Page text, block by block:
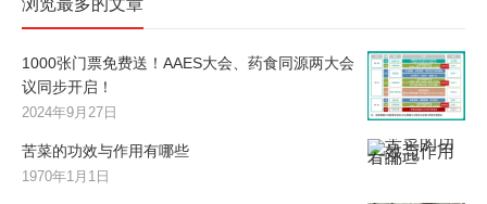
1000张门票免费送！AAES大会、药食同源两大会
议同步开启！
2024年9月27日
苦菜的功效与作用有哪些
1970年1月1日